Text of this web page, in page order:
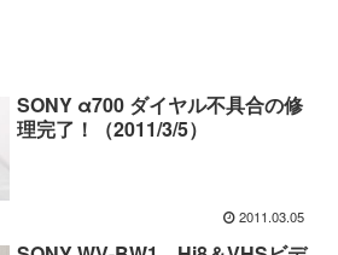
SONY α700 ダイヤル不具合の修
理完了！（2011/3/5）
2011.03.05